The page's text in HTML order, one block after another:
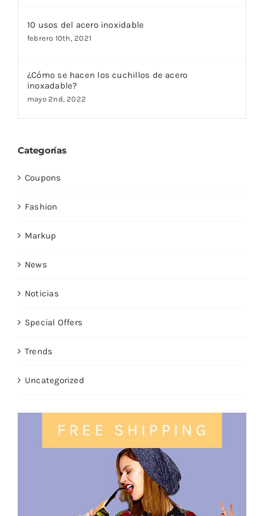
10 usos del acero inoxidable
febrero 10th, 2021
¿Cómo se hacen los cuchillos de acero
inoxadable?
mayo 2nd, 2022
Categorías
Coupons
Fashion
Markup
News
Noticias
Special Offers
Trends
Uncategorized